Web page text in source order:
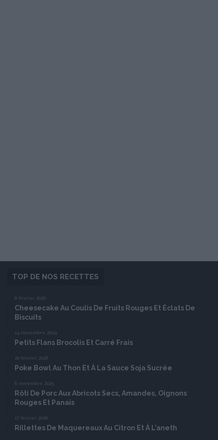
TOP DE NOS RECETTES
6 février 2026
Cheesecake Au Coulis De Fruits Rouges Et Éclats De
Biscuits
14 novembre 2024
Petits Flans Brocolis Et Carré Frais
20 février 2026
Poke Bowl Au Thon Et À La Sauce Soja Sucrée
6 novembre 2025
Rôti De Porc Aux Abricots Secs, Amandes, Oignons
Rouges Et Panais
17 février 2026
Rillettes De Maquereaux Au Citron Et À L’aneth